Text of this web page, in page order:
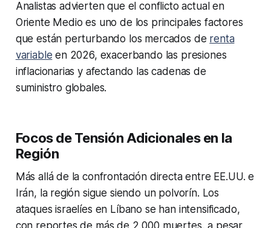
Analistas advierten que el conflicto actual en
Oriente Medio es uno de los principales factores
que están perturbando los mercados de renta
variable en 2026, exacerbando las presiones
inflacionarias y afectando las cadenas de
suministro globales.
Focos de Tensión Adicionales en la
Región
Más allá de la confrontación directa entre EE.UU. e
Irán, la región sigue siendo un polvorín. Los
ataques israelíes en Líbano se han intensificado,